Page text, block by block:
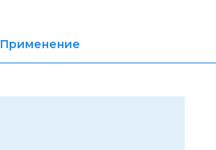
Применение